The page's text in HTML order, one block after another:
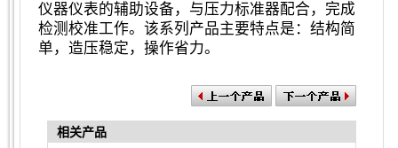
仪器仪表的辅助设备，与压力标准器配合，完成
检测校准工作。该系列产品主要特点是：结构简
单，造压稳定，操作省力。
相关产品